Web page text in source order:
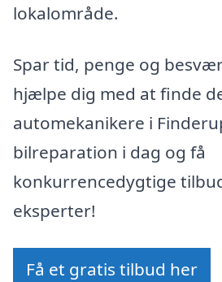
lokalområde.
Spar tid, penge og
hjælpe dig med at finde
automekanikere i
bilreparation i dag og få
konkurrencedygtige
eksperter!
Få et gratis tilbud her